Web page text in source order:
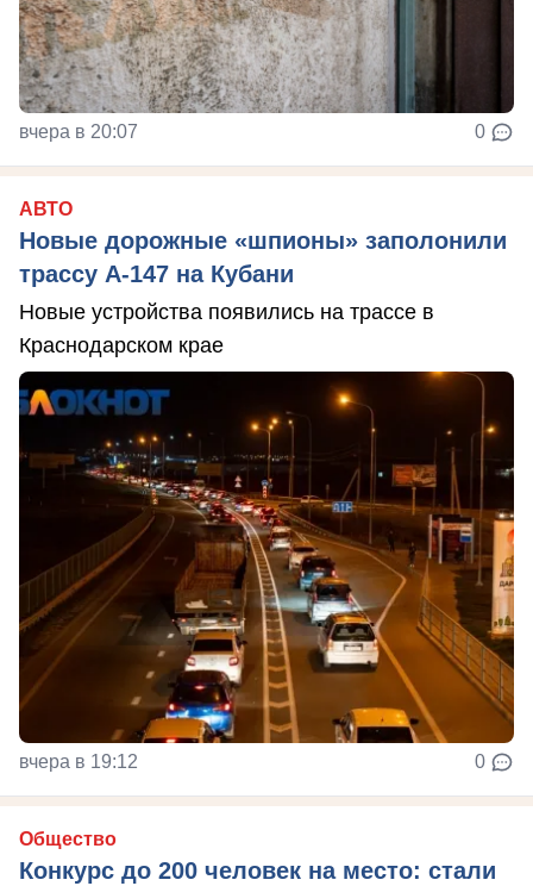
вчера в 20:07 0
АВТО
Новые дорожные «шпионы» заполонили
трассу А-147 на Кубани
Новые устройства появились на трассе в
Краснодарском крае
вчера в 19:12 0
Общество
Конкурс до 200 человек на место: стали